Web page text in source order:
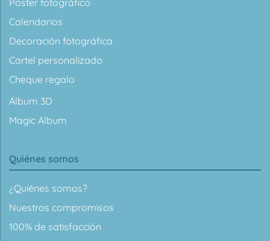
Calendarios
Decoración fotográfica
Cartel personalizado
Cheque regalo
Álbum 3D
Magic Album
Quiénes somos
¿Quiénes somos?
Nuestros compromisos
100% de satisfacción